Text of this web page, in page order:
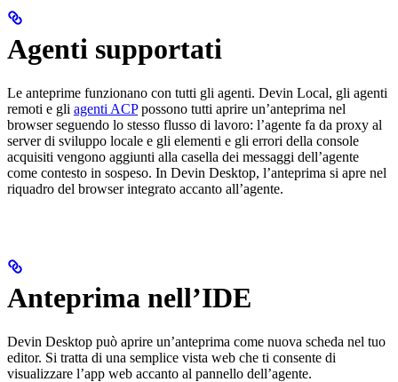
Agenti supportati
Le anteprime funzionano con tutti gli agenti. Devin Local, gli agenti
remoti e gli agenti ACPpossono tutti aprire un’anteprima nel
browser seguendo lo stesso flusso di lavoro: l’agente fa da proxy al
server di sviluppo locale e gli elementi e gli errori della console
acquisiti vengono aggiunti alla casella dei messaggi dell’agente
come contesto in sospeso. In Devin Desktop, l’anteprima si apre nel
riquadro del browser integrato accanto all’agente.
Anteprima nell’IDE
Devin Desktop può aprire un’anteprima come nuova scheda nel tuo
editor. Si tratta di una semplice vista web che ti consente di
visualizzare l’app web accanto al pannello dell’agente.